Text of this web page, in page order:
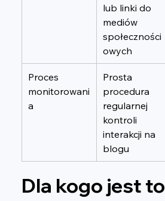
lub linki do
mediów
społeczności
owych
Proces
monitorowani
a
Prosta
procedura
regularnej
kontroli
interakcji na
blogu
Dla kogo jest to